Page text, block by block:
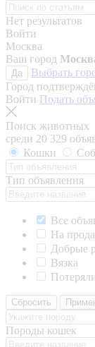
Нет результатов
Войти
Москва
Ваш город
Да
Выбрать
Город
Войти Подать
Поиск животных
среди 20 329
Кошки
Тип объявления
Все
На
Добрые
Вязка
Сбросить
Породы кошек